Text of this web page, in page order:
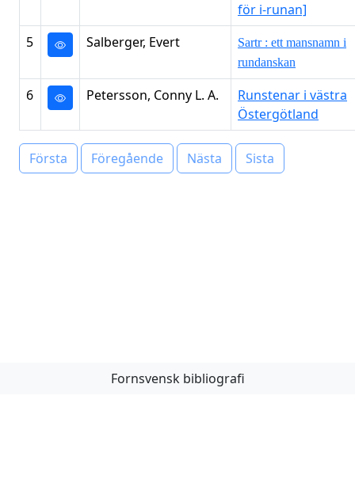
för i-runan]
5
Salberger, Evert
Sartr : ett mansnamn i
rundanskan
6 Petersson, Conny L. A.
Runstenar i västra
Östergötland
Första Föregående Nästa Sista
Fornsvensk bibliografi